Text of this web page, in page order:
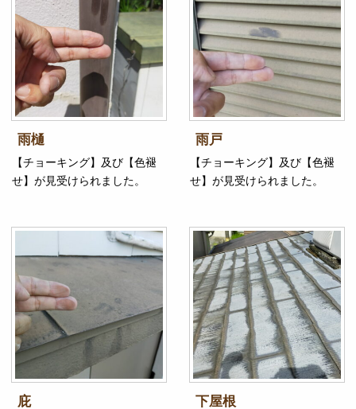
雨樋
【チョーキング】及び【色褪
せ】が見受けられました。
雨戸
【チョーキング】及び【色褪
せ】が見受けられました。
庇 下屋根